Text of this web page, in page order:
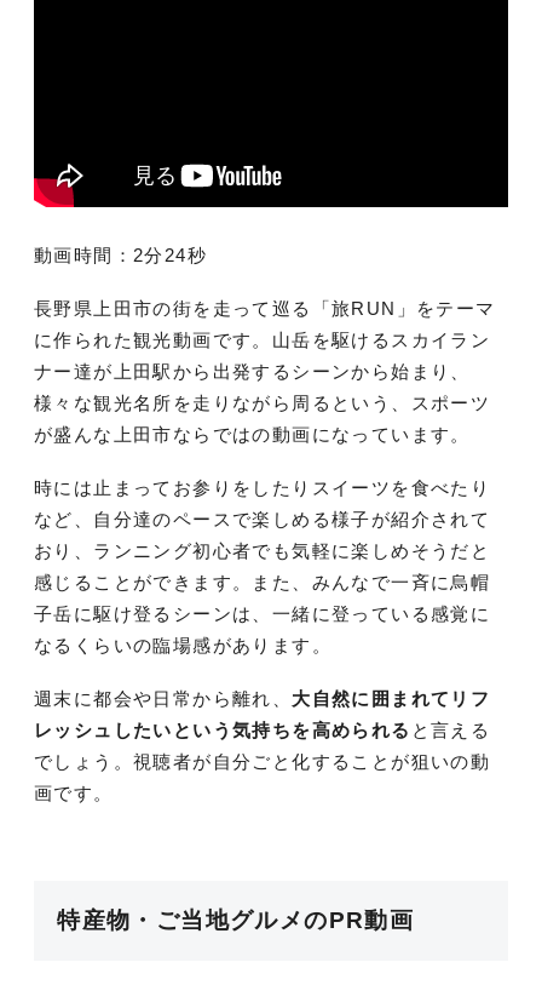
動画時間：2分24秒
長野県上田市の街を走って巡る「旅RUN」をテーマ
に作られた観光動画です。山岳を駆けるスカイラン
ナー達が上田駅から出発するシーンから始まり、
様々な観光名所を走りながら周るという、スポーツ
が盛んな上田市ならではの動画になっています。
時には止まってお参りをしたりスイーツを食べたり
など、自分達のペースで楽しめる様子が紹介されて
おり、ランニング初心者でも気軽に楽しめそうだと
感じることができます。また、みんなで一斉に烏帽
子岳に駆け登るシーンは、一緒に登っている感覚に
なるくらいの臨場感があります。
週末に都会や日常から離れ、 大自然に囲まれてリフ
レッシュしたいという気持ちを高められる と言える
でしょう。視聴者が自分ごと化することが狙いの動
画です。
特産物・ご当地グルメのPR動画